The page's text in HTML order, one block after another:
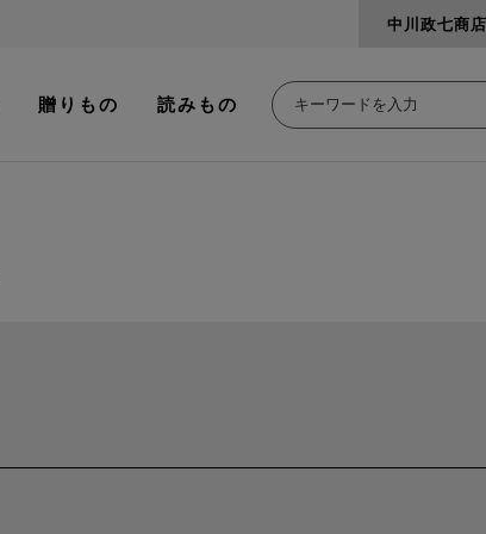
中川政七商
贈りもの 読みもの